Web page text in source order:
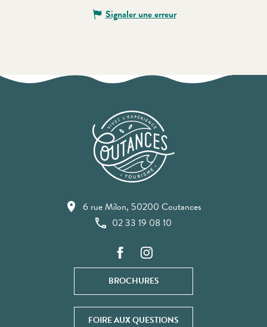
Signaler une erreur
6 rue Milon, 50200 Coutances
02 33 19 08 10
BROCHURES
FOIRE AUX QUESTIONS